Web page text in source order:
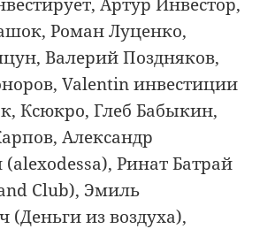
Роман Луценко,
Валерий Поздняков,
Valentin инвестиции
Ксюкро, Глеб Бабыкин,
Александр
Ринат Батрай
Club), Эмиль
(Деньги из воздуха),